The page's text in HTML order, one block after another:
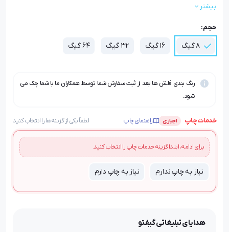
بسته بندی:
بیشتر
حجم:
8 گیگ 16 گیگ 32 گیگ 64 گیگ
رنگ بندی فلش ها بعد از ثبت سفارش شما توسط همکاران ما با شما چک می
شود.
خدمات چاپ اجباری راهنمای چاپ لطفاً یکی از گزینه‌ها را انتخاب کنید
برای ادامه، ابتدا گزینه خدمات چاپ را انتخاب کنید.
نیاز به چاپ ندارم نیاز به چاپ دارم
هدایای تبلیغاتی گیفتو